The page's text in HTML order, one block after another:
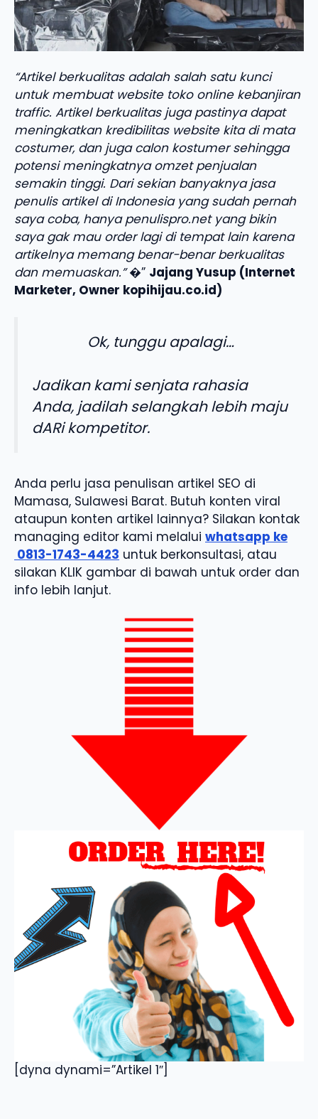
“Artikel berkualitas adalah salah satu kunci
untuk membuat website toko online kebanjiran
traffic. Artikel berkualitas juga pastinya dapat
meningkatkan kredibilitas website kita di mata
costumer, dan juga calon kostumer sehingga
potensi meningkatnya omzet penjualan
semakin tinggi. Dari sekian banyaknya jasa
penulis artikel di Indonesia yang sudah pernah
saya coba, hanya penulispro.net yang bikin
saya gak mau order lagi di tempat lain karena
artikelnya memang benar-benar berkualitas
dan memuaskan.”�” Jajang Yusup (Internet
Marketer, Owner kopihijau.co.id)
Ok, tunggu apalagi…
Jadikan kami senjata rahasia
Anda, jadilah selangkah lebih maju
dARi kompetitor.
Anda perlu jasa penulisan artikel SEO di
Mamasa, Sulawesi Barat. Butuh konten viral
ataupun konten artikel lainnya? Silakan kontak
managing editor kami melalui whatsapp ke
0813-1743-4423 untuk berkonsultasi, atau
silakan KLIK gambar di bawah untuk order dan
info lebih lanjut.
[dyna dynami=”Artikel 1″]